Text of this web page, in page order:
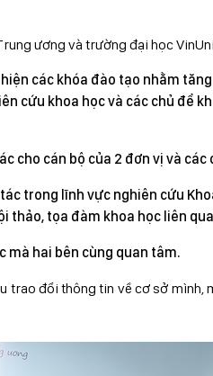
ương và trường đại học
các khóa đào tạo nhằm
cứu khoa học và các chủ để
cho cán bộ của 2 đơn vị và
trong lĩnh vực nghiên cứu
thảo, tọa đàm khoa học liên
mà hai bên cùng quan tâm.
trao đổi thông tin về cơ sở mình,